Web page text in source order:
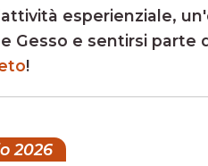
esperienziale,
Gesso e sentirsi parte
!
2026